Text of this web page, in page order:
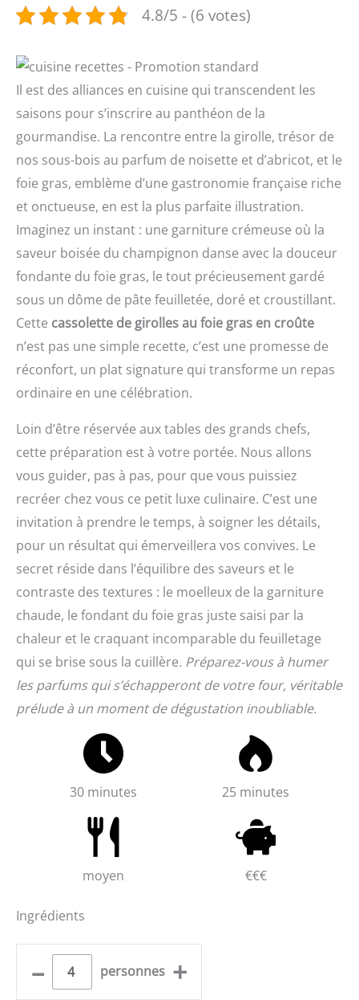
4.8/5 - (6 votes)
Il est des alliances en cuisine qui transcendent les
saisons pour s’inscrire au panthéon de la
gourmandise. La rencontre entre la girolle, trésor de
nos sous-bois au parfum de noisette et d’abricot, et le
foie gras, emblème d’une gastronomie française riche
et onctueuse, en est la plus parfaite illustration.
Imaginez un instant : une garniture crémeuse où la
saveur boisée du champignon danse avec la douceur
fondante du foie gras, le tout précieusement gardé
sous un dôme de pâte feuilletée, doré et croustillant.
Cette cassolette de girolles au foie gras en croûte
n’est pas une simple recette, c’est une promesse de
réconfort, un plat signature qui transforme un repas
ordinaire en une célébration.
Loin d’être réservée aux tables des grands chefs,
cette préparation est à votre portée. Nous allons
vous guider, pas à pas, pour que vous puissiez
recréer chez vous ce petit luxe culinaire. C’est une
invitation à prendre le temps, à soigner les détails,
pour un résultat qui émerveillera vos convives. Le
secret réside dans l’équilibre des saveurs et le
contraste des textures : le moelleux de la garniture
chaude, le fondant du foie gras juste saisi par la
chaleur et le craquant incomparable du feuilletage
qui se brise sous la cuillère. Préparez-vous à humer
les parfums qui s’échapperont de votre four, véritable
prélude à un moment de dégustation inoubliable.
30 minutes 25 minutes
moyen €€€
Ingrédients
– personnes +